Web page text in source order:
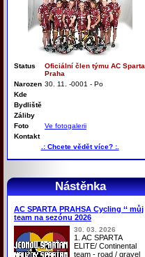
Status
Oficiální člen týmu AC Sparta
Praha
Narozen 30. 11. -0001 - Po
Kde
Bydliště
Záliby
Foto
Ve fotogalerii
Kontakt
.: Chcete vědět více? :.
Nástěnka
AC SPARTA PRAHSA Cycling ‘‘ můj
team na sezónu 2026
30. 03. 2026
1. AC SPARTA
ELITE/ Continental
team - road / gravel